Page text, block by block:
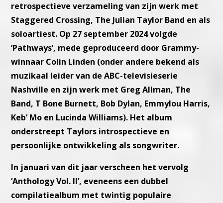
retrospectieve verzameling van zijn werk met
Staggered Crossing, The Julian Taylor Band en als
soloartiest. Op 27 september 2024 volgde
‘Pathways’, mede geproduceerd door Grammy-
winnaar Colin Linden (onder andere bekend als
muzikaal leider van de ABC-televisieserie
Nashville en zijn werk met Greg Allman, The
Band, T Bone Burnett, Bob Dylan, Emmylou Harris,
Keb’ Mo en Lucinda Williams). Het album
onderstreept Taylors introspectieve en
persoonlijke ontwikkeling als songwriter.
In januari van dit jaar verscheen het vervolg
‘Anthology Vol. II’, eveneens een dubbel
compilatiealbum met twintig populaire